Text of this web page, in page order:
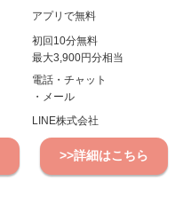
アプリで無料
初回10分無料
最大3,900円分相当
電話・チャット
・メール
LINE株式会社
>>詳細はこちら